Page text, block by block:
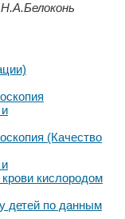
(Качество
кислородом
детей по данным